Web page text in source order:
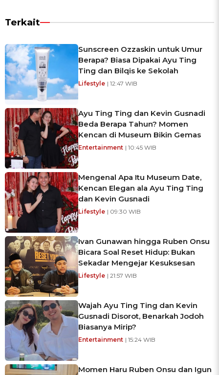
Terkait
Sunscreen Ozzaskin untuk Umur
Berapa? Biasa Dipakai Ayu Ting
Ting dan Bilqis ke Sekolah
Lifestyle | 12:47 WIB
Ayu Ting Ting dan Kevin Gusnadi
Beda Berapa Tahun? Momen
Kencan di Museum Bikin Gemas
Entertainment | 10:45 WIB
Mengenal Apa Itu Museum Date,
Kencan Elegan ala Ayu Ting Ting
dan Kevin Gusnadi
Lifestyle | 09:30 WIB
Ivan Gunawan hingga Ruben Onsu
Bicara Soal Reset Hidup: Bukan
Sekadar Mengejar Kesuksesan
Lifestyle | 21:57 WIB
Wajah Ayu Ting Ting dan Kevin
Gusnadi Disorot, Benarkah Jodoh
Biasanya Mirip?
Entertainment | 15:24 WIB
Momen Haru Ruben Onsu dan Igun